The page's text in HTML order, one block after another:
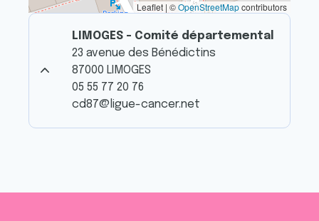
Leaflet | ©OpenStreetMapcontributors
LIMOGES - Comité départemental
23 avenue des Bénédictins
87000 LIMOGES
05 55 77 20 76
cd87@ligue-cancer.net